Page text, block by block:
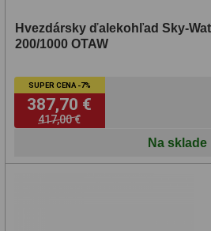
Hvezdársky ďalekohľad Sky-
200/1000 OTAW
SUPER CENA -7%
387,70 €
417,00 €
Na sklade